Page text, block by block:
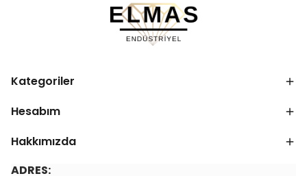
Kategoriler
Hesabım
Hakkımızda
ADRES: